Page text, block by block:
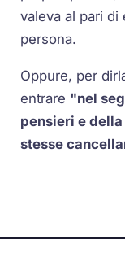
valeva al pari di
persona.
Oppure, per
entrare "nel
pensieri e
stesse